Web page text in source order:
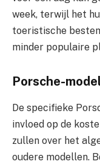
week, terwijl het
toeristische
minder populaire
Porsche-
De specifieke
invloed op de
zullen over het
oudere modellen.